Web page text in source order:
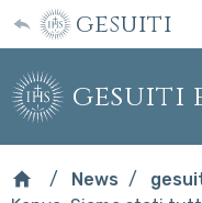
gesuiti
gesuiti
News